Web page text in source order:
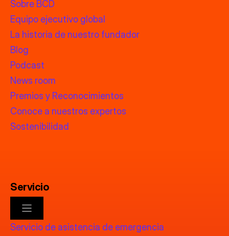
Sobre BCD
Equipo ejecutivo global
La historia de nuestro fundador
Blog
Podcast
News room
Premios y Reconocimientos
Conoce a nuestros expertos
Sostenibilidad
Servicio
Servicio de asistencia de emergencia